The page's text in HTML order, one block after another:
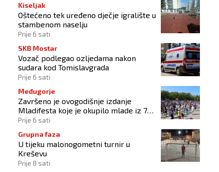
Kiseljak
Oštećeno tek uređeno dječje igralište u
stambenom naselju
Prije 6 sati
SKB Mostar
Vozač podlegao ozljedama nakon
sudara kod Tomislavgrada
Prije 6 sati
Međugorje
Završeno je ovogodišnje izdanje
Mladifesta koje je okupilo mlade iz 73
zemlje svijeta
Prije 6 sati
Grupna faza
U tijeku malonogometni turnir u
Kreševu
Prije 8 sati